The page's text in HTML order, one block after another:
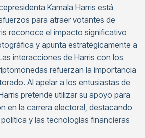
Kamala Harris está
para atraer votantes de
reconoce el impacto significativo
y apunta estratégicamente a
interacciones de Harris con los
refuerzan la importancia
Al apelar a los entusiastas de
pretende utilizar su apoyo para
en la carrera electoral, destacando
y las tecnologías financieras